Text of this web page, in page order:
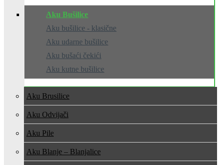
Aku Bušilice
Aku bušilice - klasične
Aku udarne bušilice
Aku bušaći čekići
Aku kutne bušilice
Aku Brusilice
Aku Odvijači
Aku Pile
Aku Blanje – Blanjalice